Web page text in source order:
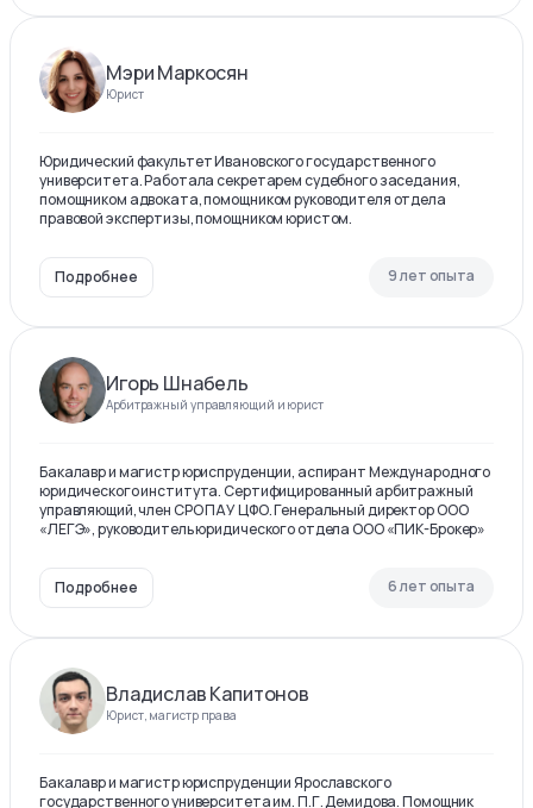
Мэри Маркосян
Юрист
Юридический факультет Ивановского государственного
университета. Работала секретарем судебного заседания,
помощником адвоката, помощником руководителя отдела
правовой экспертизы, помощником юристом.
Подробнее 9 лет опыта
Игорь Шнабель
Арбитражный управляющий и юрист
Бакалавр и магистр юриспруденции, аспирант Международного
юридического института. Сертифицированный арбитражный
управляющий, член СРО ПАУ ЦФО. Генеральный директор ООО
«ЛЕГЭ», руководитель юридического отдела ООО «ПИК-Брокер»
Подробнее 6 лет опыта
Владислав Капитонов
Юрист, магистр права
Бакалавр и магистр юриспруденции Ярославского
государственного университета им. П.Г. Демидова. Помощник